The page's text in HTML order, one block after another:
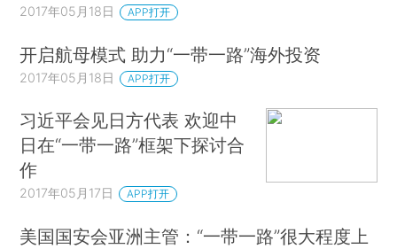
2017年05月18日 APP打开
开启航母模式 助力“一带一路”海外投资
2017年05月18日 APP打开
习近平会见日方代表 欢迎中
日在“一带一路”框架下探讨合
作
2017年05月17日 APP打开
美国国安会亚洲主管：“一带一路”很大程度上